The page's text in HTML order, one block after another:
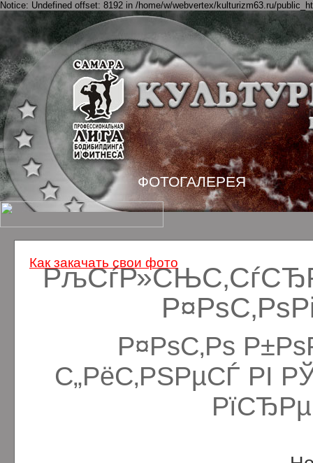
Notice: Undefined offset: 8192 in /home/w/webvertex/kulturizm63.ru/
Р¤РѕС‚Рѕ
С„РёС‚РЅРµСЃ РІ
ФОТОГАЛЕРЕЯ
Как закачать свои фото